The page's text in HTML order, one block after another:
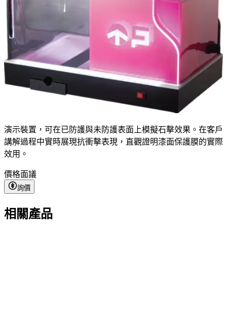
演示裝置，可在已防護與未防護表面上模擬石擊效果。在客戶
講解過程中實時展現抗衝擊表現，直觀證明漆面保護膜的實際
效用。
價格面議
詢價
相關產品